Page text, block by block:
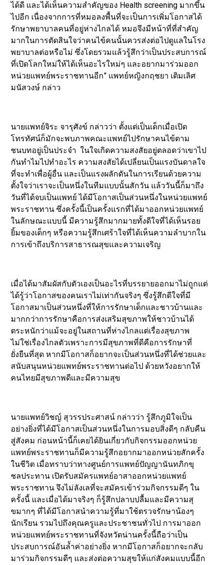
ได้ดี และได้เห็นความสำคัญของ Health screening มากขึ้น
ไปอีก เนื่องจากการที่หมอลงพื้นที่จะเป็นการเพิ่มโอกาสได้
รักษาพยาบาลคนที่อยู่ห่างไกลได้ หมอจึงมีหน้าที่ที่สำคัญ
มากในการตัดสินใจว่าคนไข้คนนั้นควรส่งต่อไปดูแลในโรง
พยาบาลต่อหรือไม่ ซึ่งโดยรวมแล้วรู้สึกว่าเป็นประสบการณ์
ที่เปิดโลกใหม่ให้ได้เห็นอะไรใหม่ๆ และอยากมาร่วมออก
หน่วยแพทย์พระราชทานอีก” แพทย์หญิงกฤชยา เติมเลิศ
มนัสวงษ์ กล่าว
นายแพทย์จิระ จารุศังข์ กล่าวว่า ตั้งแต่เป็นเด็กเมื่อเปิด
โทรทัศน์ก็มักจะพบภาพคณะแพทย์ไปรักษาคนไข้ตาม
ชนบทอยู่เป็นประจำ ในใจเกิดความสงสัยอยู่ตลอดว่าเขาไป
กันทำไมไปทำอะไร ความสงสัยได้เปลี่ยนเป็นแรงบันดาลใจ
ที่จะทำเพื่อผู้อื่น และเป็นแรงผลักดันในการเรียนด้วยความ
ตั้งใจว่าเราจะเป็นหนึ่งในทีมแบบนั้นสักวัน แล้ววันนี้ก็มาถึง
วันที่ได้จบเป็นแพทย์ ได้มีโอกาสเป็นส่วนหนึ่งในหน่วยแพทย์
พระราชทาน ซึ่งครั้งนี้เป็นครั้งแรกที่ได้มาออกหน่วยแพทย์
ในลักษณะแบบนี้ มีความรู้สึกมากมายทั้งดีใจที่ได้เห็นรอย
ยิ้มของเด็กๆ หรือความรู้สึกเศร้าใจที่ได้เห็นความลำบากใน
การเข้าถึงบริการสาธารณสุขและความเจริญ
เมื่อได้มาสัมผัสกับตัวเองเป็นอะไรที่บรรยายออกมาไม่ถูกแต่
ได้รู้ว่าโอกาสของคนเราไม่เท่ากันจริงๆ ซึ่งรู้สึกดีใจที่มี
โอกาสมาเป็นส่วนหนึ่งที่ให้การรักษาเด็กและชาวบ้านและ
มากกว่าการรักษาคือการส่งเสริมสุขภาพให้ชาวบ้านได้
ตระหนักว่าแม้จะอยู่ในสถานที่ห่างไกลแต่เรื่องสุขภาพ
ไม่ใช่เรื่องไกลตัวเพราะการมีสุขภาพที่ดีคือการรักษาที่
ยั่งยืนที่สุด หากมีโอกาสก็อยากจะเป็นส่วนหนึ่งที่ได้ช่วยและ
สนับสนุนหน่วยแพทย์พระราชทานต่อไป ด้วยหวังอยากให้
คนไทยมีสุขภาพดีและมีความสุข
นายแพทย์วิชญ์ สุวรรประศาสน์ กล่าวว่า รู้สึกภูมิใจเป็น
อย่างยิ่งที่ได้มีโอกาสเป็นส่วนหนึ่งในการมอบสิ่งดีๆ กลับคืน
สู่สังคม ก่อนหน้านี้ก็เคยได้ยินเกี่ยวกับกิจกรรมออกหน่วย
แพทย์พระราชทานก็มีความรู้สึกอยากมาออกหน่วยสักครั้ง
ในชีวิต เมื่อทราบว่าทางศูนย์การแพทย์ปัญญานันทภิกขุ
ชลประทาน เปิดรับสมัครแพทย์อาสาออกหน่วยแพทย์
พระราชทาน จึงไม่ลังเลที่จะสมัครเข้าร่วมกิจกรรมดีๆ ใน
ครั้งนี้ และเมื่อได้มาจริงๆ ก็รู้สึกปลาบปลื้มและมีความสุ
ขมากๆ ที่ได้มีโอกาสนำความรู้ที่มาใช้ตรวจรักษาน้องๆ
นักเรียน รวมไปถึงคุณครูและประชาชนทั่วไป การมาออก
หน่วยแพทย์พระราชทานที่จังหวัดน่านครั้งนี้ถือว่าเป็น
ประสบการณ์อันล้ำค่าอย่างยิ่ง หากมีโอกาสก็อยากจะกลับ
มาร่วมกิจกรรมดีๆ และส่งต่อความสุขให้แก่สังคมแบบนี้อีก